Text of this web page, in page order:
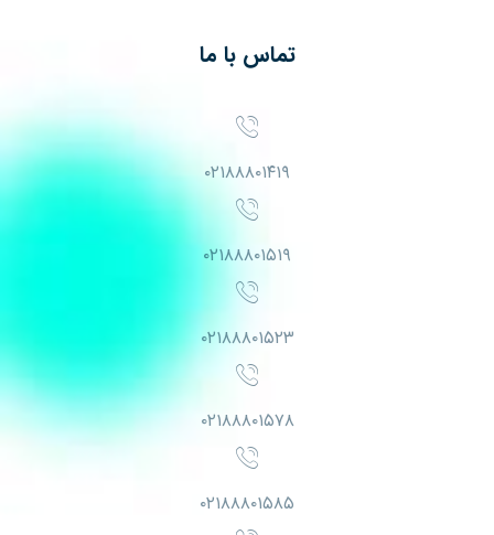
تماس با ما
۰۲۱۸۸۸۰۱۴۱۹
۰۲۱۸۸۸۰۱۵۱۹
۰۲۱۸۸۸۰۱۵۲۳
۰۲۱۸۸۸۰۱۵۷۸
۰۲۱۸۸۸۰۱۵۸۵